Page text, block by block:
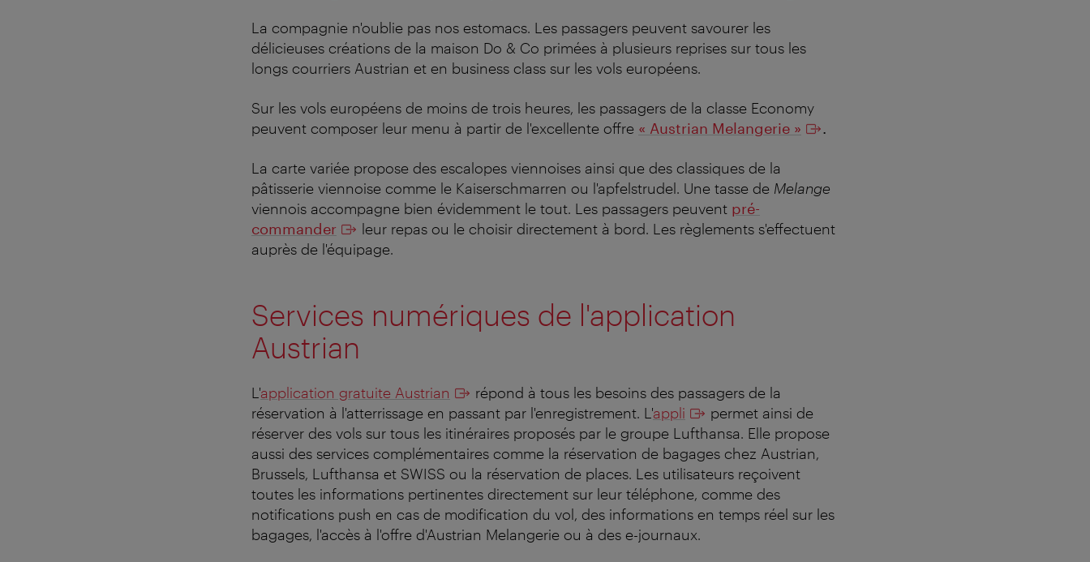
La compagnie n'oublie pas nos estomacs. Les passagers peuvent savourer les
délicieuses créations de la maison Do & Co primées à plusieurs reprises sur tous les
longs courriers Austrian et en business class sur les vols européens.
Sur les vols européens de moins de trois heures, les passagers de la classe Economy
peuvent composer leur menu à partir de l'excellente offre « Austrian Melangerie » .
La carte variée propose des escalopes viennoises ainsi que des classiques de la
pâtisserie viennoise comme le Kaiserschmarren ou l'apfelstrudel. Une tasse de Melange
viennois accompagne bien évidemment le tout. Les passagers peuvent pré-
commander
leur repas ou le choisir directement à bord. Les règlements s'effectuent
auprès de l'équipage.
Services numériques de l'application
Austrian
L'application gratuite Austrian
répond à tous les besoins des passagers de la
réservation à l'atterrissage en passant par l'enregistrement. L'appli
permet ainsi de
réserver des vols sur tous les itinéraires proposés par le groupe Lufthansa. Elle propose
aussi des services complémentaires comme la réservation de bagages chez Austrian,
Brussels, Lufthansa et SWISS ou la réservation de places. Les utilisateurs reçoivent
toutes les informations pertinentes directement sur leur téléphone, comme des
notifications push en cas de modification du vol, des informations en temps réel sur les
bagages, l'accès à l'offre d'Austrian Melangerie ou à des e-journaux.